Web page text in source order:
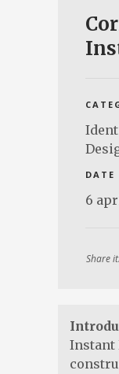
DATE
6
Share
Instant